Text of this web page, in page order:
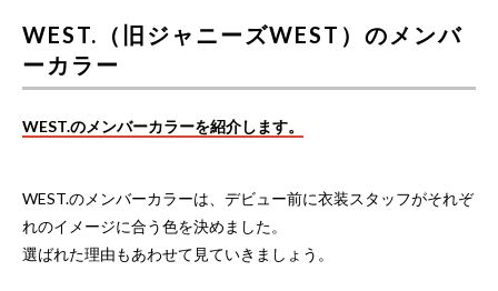
WEST.（旧ジャニーズWEST）のメンバ
ーカラー
WEST.のメンバーカラーを紹介します。
WEST.のメンバーカラーは、デビュー前に衣装スタッフがそれぞ
れのイメージに合う色を決めました。
選ばれた理由もあわせて見ていきましょう。